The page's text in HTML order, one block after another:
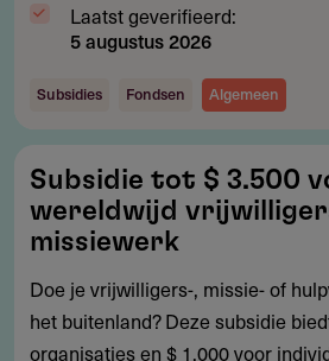
Laatst geverifieerd:
5 augustus 2026
Subsidies Fondsen Algemeen
tot
$
3.500
voor
wereldwijd
vrijwilligers-
Subsidie tot $ 3.500
wereldwijd
missiewerk
Doe je vrijwilligers-, missie- of
het buitenland? Deze subsidie
organisaties en $ 1.000 voor